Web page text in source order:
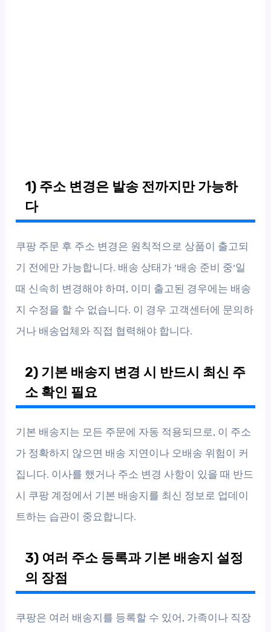
1) 주소 변경은 발송 전까지만 가능하
다
쿠팡 주문 후 주소 변경은 원칙적으로 상품이 출고되
기 전에만 가능합니다. 배송 상태가 ‘배송 준비 중’일
때 신속히 변경해야 하며, 이미 출고된 경우에는 배송
지 수정을 할 수 없습니다. 이 경우 고객센터에 문의하
거나 배송업체와 직접 협력해야 합니다.
2) 기본 배송지 변경 시 반드시 최신 주
소 확인 필요
기본 배송지는 모든 주문에 자동 적용되므로, 이 주소
가 정확하지 않으면 배송 지연이나 오배송 위험이 커
집니다. 이사를 했거나 주소 변경 사항이 있을 때 반드
시 쿠팡 계정에서 기본 배송지를 최신 정보로 업데이
트하는 습관이 중요합니다.
3) 여러 주소 등록과 기본 배송지 설정
의 장점
쿠팡은 여러 배송지를 등록할 수 있어, 가족이나 직장